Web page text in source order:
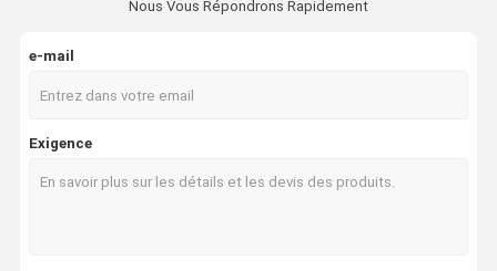
Nous Vous Répondrons Rapidement
e-mail
Exigence